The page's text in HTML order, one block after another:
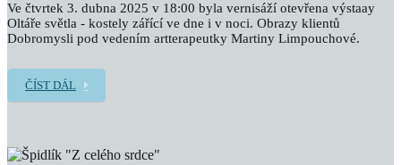
Ve čtvrtek 3. dubna 2025 v 18:00 byla vernisáží otevřena výstaay
Oltáře světla - kostely zářící ve dne i v noci. Obrazy klientů
Dobromysli pod vedením artterapeutky Martiny Limpouchové.
ČÍST DÁL